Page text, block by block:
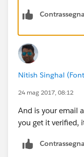
which case to
Nitish Singhal
24 mag 2017, 08:12
And is your email
you get it verified,